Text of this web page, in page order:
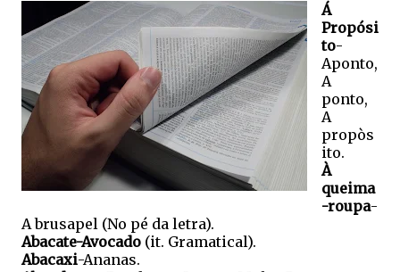
Á
Propósi
to-
Aponto,
A
ponto,
A
propòs
ito.
À
queima
-roupa-
A brusapel (No pé da letra).
Abacate-Avocado (it. Gramatical).
Abacaxi-Ananas.